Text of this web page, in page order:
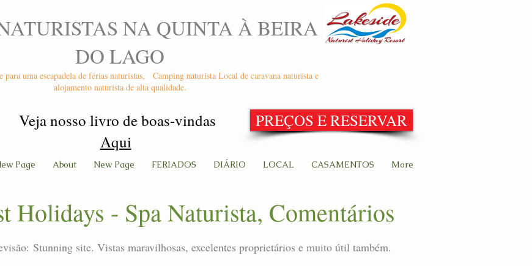
NA QUINTA À BEIRA
DO LAGO
uma escapadela de férias naturistas,
Camping naturista Local de caravana naturista e
alojamento naturista de alta qualidade.
Veja nosso livro de boas-vindas
Aqui
PREÇOS E RESERVAR
Page About New Page FERIADOS DIÁRIO LOCAL CASAMENTOS More
Holidays - Spa Naturista, Comentários
Stunning site. Vistas maravilhosas, excelentes proprietários e muito útil também.